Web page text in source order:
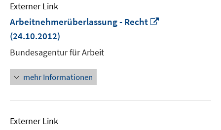
Externer Link
Arbeitnehmerüberlassung - Recht
(24.10.2012)
Bundesagentur für Arbeit
mehr Informationen
Externer Link